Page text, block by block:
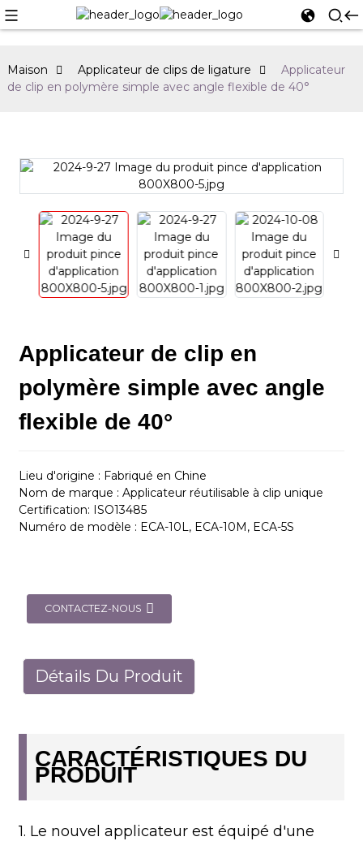
Maison Applicateur de clips de ligature
Applicateur
de clip en polymère simple avec angle flexible de 40°
Applicateur de clip en
polymère simple avec angle
flexible de 40°
Lieu d'origine : Fabriqué en Chine
Nom de marque : Applicateur réutilisable à clip unique
Certification: ISO13485
Numéro de modèle : ECA-10L, ECA-10M, ECA-5S
CONTACTEZ-NOUS
Détails Du Produit
CARACTÉRISTIQUES DU
PRODUIT
1. Le nouvel applicateur est équipé d'une